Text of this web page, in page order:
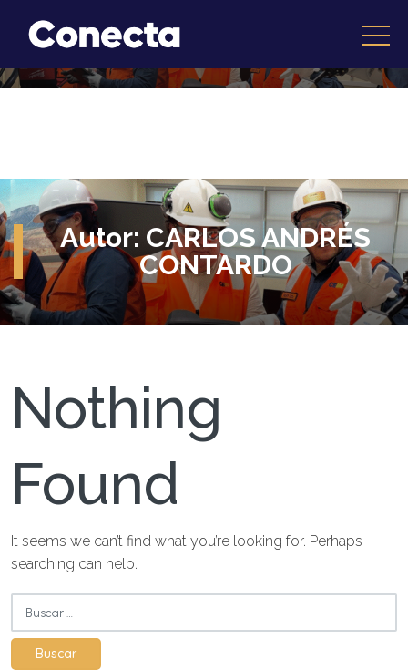
Autor: CARLOS ANDRÉS
CONTARDO
Nothing
Found
It seems we can’t find what you’re looking for. Perhaps
searching can help.
Buscar: